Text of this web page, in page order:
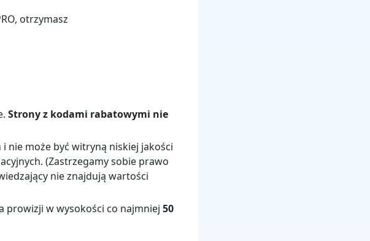
otrzymasz
Strony z kodami rabatowymi nie
nie może być witryną niskiej jakości
(Zastrzegamy sobie prawo
nie znajdują wartości
prowizji w wysokości co najmniej 50